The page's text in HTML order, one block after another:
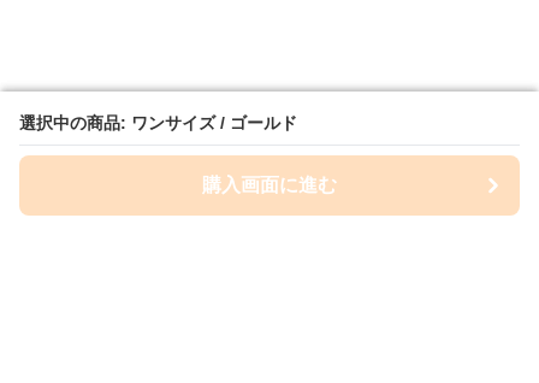
選択中の商品: ワンサイズ / ゴールド
購入画面に進む
選択中の商品: ワンサイズ / ゴールド
購入画面に進む